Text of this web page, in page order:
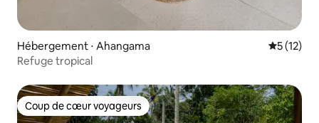
Hébergement ⋅ Ahangama
5 (12)
Refuge tropical
Coup de cœur voyageurs
Coup de cœur voyageurs